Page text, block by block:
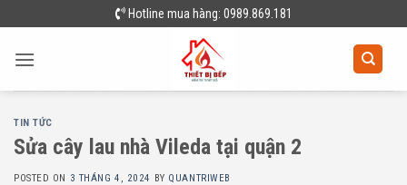
to
content
Hotline mua hàng: 0989.869.181
TIN TỨC
Sửa cây lau nhà Vileda tại quận 2
POSTED ON 3 THÁNG 4, 2024 BY QUANTRIWEB